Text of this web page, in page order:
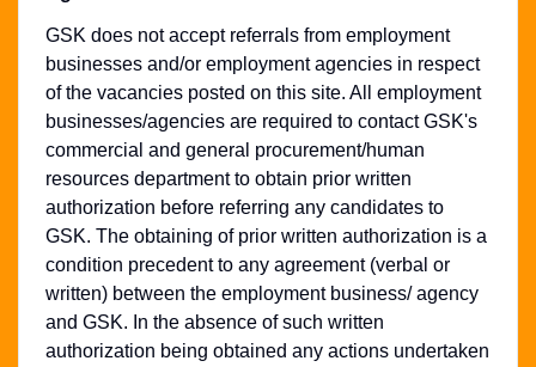
GSK does not accept referrals from employment
businesses and/or employment agencies in respect
of the vacancies posted on this site. All employment
businesses/agencies are required to contact GSK's
commercial and general procurement/human
resources department to obtain prior written
authorization before referring any candidates to
GSK. The obtaining of prior written authorization is a
condition precedent to any agreement (verbal or
written) between the employment business/ agency
and GSK. In the absence of such written
authorization being obtained any actions undertaken